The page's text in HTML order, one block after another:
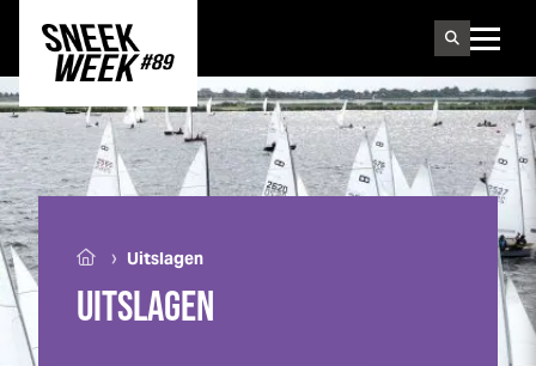
UITSLAGEN
› Uitslagen